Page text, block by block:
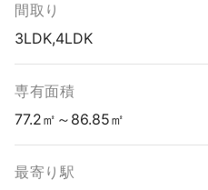
間取り
3LDK,4LDK
専有面積
77.2㎡～86.85㎡
最寄り駅